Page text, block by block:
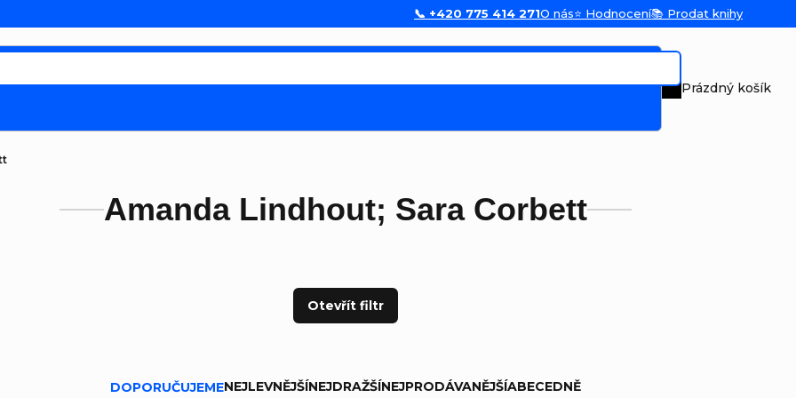
📞 +420 775 414 271O nás⭐ Hodnocení📚 Prodat knihy
Nákupní
Prázdný košík
Amanda Lindhout; Sara Corbett
Otevřít filtr
produktů
DOPORUČUJEMENEJLEVNĚJŠÍNEJDRAŽŠÍNEJPRODÁVANĚJŠÍABECEDNĚ